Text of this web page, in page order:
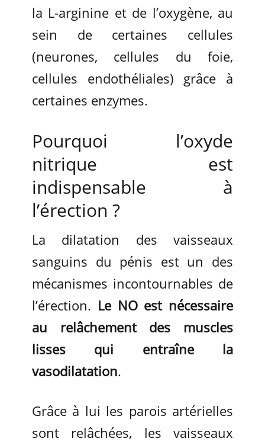
la L-arginine et de l’oxygène, au
sein de certaines cellules
(neurones, cellules du foie,
cellules endothéliales) grâce à
certaines enzymes.
Pourquoi l’oxyde
nitrique est
indispensable à
l’érection ?
La dilatation des vaisseaux
sanguins du pénis est un des
mécanismes incontournables de
l’érection. Le NO est nécessaire
au relâchement des muscles
lisses qui entraîne la
vasodilatation.
Grâce à lui les parois artérielles
sont relâchées, les vaisseaux